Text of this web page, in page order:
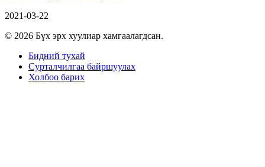
2021-03-22
© 2026 Бүх эрх хуулиар хамгаалагдсан.
Бидний тухай
Сурталчилгаа байршуулах
Холбоо барих